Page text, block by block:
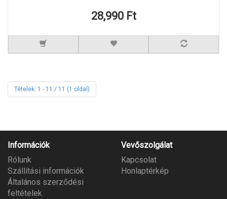
28,990 Ft
Tételek: 1 - 11 / 11 (1 oldal)
Információk
Rólunk
Szállítási információk
Általános szerződési
feltételek
Vevőszolgálat
Kapcsolat
Honlaptérkép